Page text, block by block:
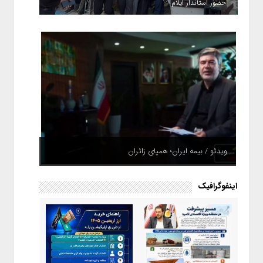
حضور استاندار ایلام
ویدئو / بیمه ایران؛ همپای زائران
اینفوگرافیک